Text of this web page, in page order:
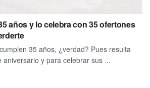
años y lo celebra con 35 ofertones
35 años, ¿verdad? Pues resulta
aniversario y para celebrar sus ...